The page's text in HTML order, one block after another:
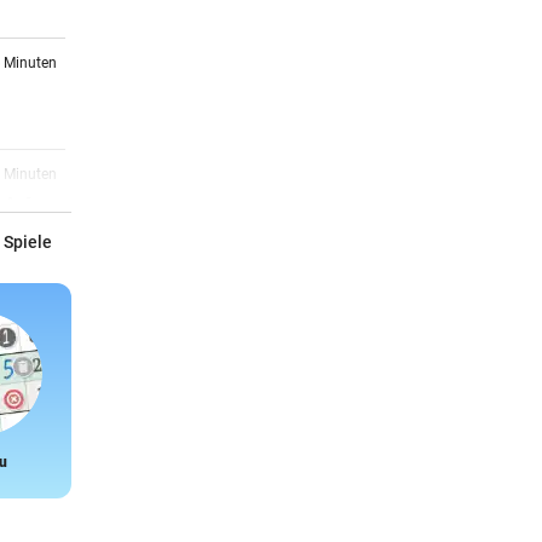
Minuten
Minuten
Minuten